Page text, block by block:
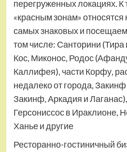
перегруженных локациях.
«красным зонам» относятся
самых знаковых и
том числе: Санторини
Кос, Миконос, Родос
Каллифея), части Корфу,
недалеко от города,
Закинф, Аркадия и
Герсониссос в Ираклионе,
Ханье и другие
Ресторанно-гостиничный